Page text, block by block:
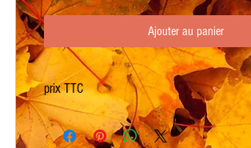
Ajouter au panier
prix TTC